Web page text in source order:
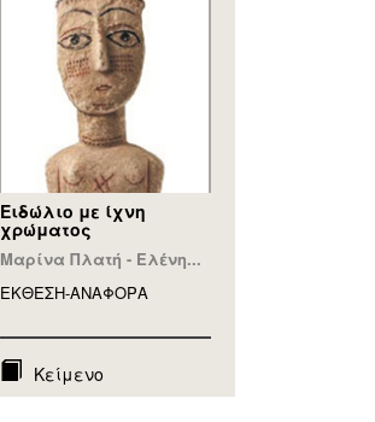
Ειδώλιο με ίχνη
χρώματος
Μαρίνα Πλατή - Ελένη...
ΕΚΘΕΣΗ-ΑΝΑΦΟΡA
Κείμενο